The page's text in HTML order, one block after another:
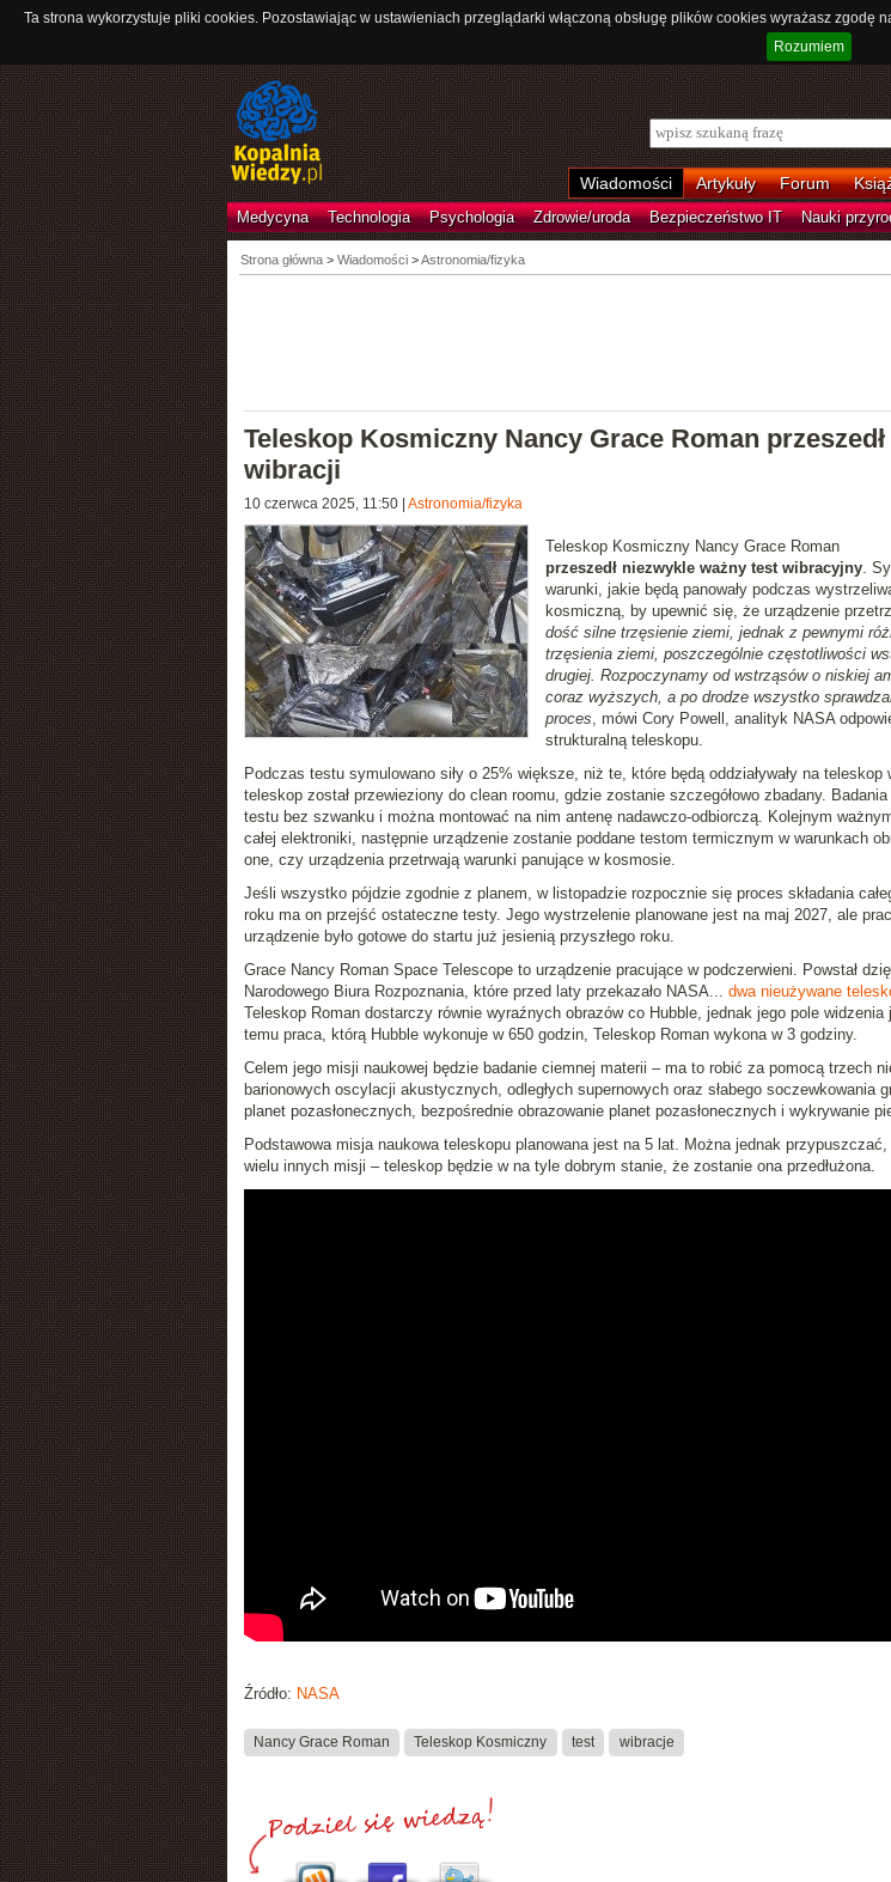
Ta strona wykorzystuje pliki cookies. Pozostawiając w ustawieniach przeglądarki włączoną obsługę plików cookies wyrażasz
Rozumiem
Wiadomości Artykuły Forum
Medycyna Technologia Psychologia Zdrowie/uroda Bezpieczeństwo IT Nauki
Strona główna> Wiadomości >Astronomia/fizyka
Teleskop Kosmiczny Nancy Grace Roman
wibracji
10 czerwca 2025, 11:50| Astronomia/fizyka
Teleskop Kosmiczny Nancy Grace Roman
przeszedł niezwykle ważny test wibracyjny.
warunki, jakie będą panowały podczas
kosmiczną, by upewnić się, że urządzenie
dość silne trzęsienie ziemi, jednak z pewnymi
trzęsienia ziemi, poszczególnie częstotliwości
drugiej. Rozpoczynamy od wstrząsów o niskiej
coraz wyższych, a po drodze wszystko
proces, mówi Cory Powell, analityk NASA
strukturalną teleskopu.
Podczas testu symulowano siły o 25% większe, niż te, które będą oddziaływały na
teleskop został przewieziony do clean roomu, gdzie zostanie szczegółowo zbadany.
testu bez szwanku i można montować na nim antenę nadawczo-odbiorczą. Kolejnym
całej elektroniki, następnie urządzenie zostanie poddane testom termicznym w warunkach
one, czy urządzenia przetrwają warunki panujące w kosmosie.
Jeśli wszystko pójdzie zgodnie z planem, w listopadzie rozpocznie się proces składania
roku ma on przejść ostateczne testy. Jego wystrzelenie planowane jest na maj 2027, ale
urządzenie było gotowe do startu już jesienią przyszłego roku.
Grace Nancy Roman Space Telescope to urządzenie pracujące w podczerwieni. Powstał
Narodowego Biura Rozpoznania, które przed laty przekazało NASA... dwa nieużywane
Teleskop Roman dostarczy równie wyraźnych obrazów co Hubble, jednak jego pole
temu praca, którą Hubble wykonuje w 650 godzin, Teleskop Roman wykona w 3 godziny.
Celem jego misji naukowej będzie badanie ciemnej materii – ma to robić za pomocą trzech
barionowych oscylacji akustycznych, odległych supernowych oraz słabego soczewkowania
planet pozasłonecznych, bezpośrednie obrazowanie planet pozasłonecznych i wykrywanie
Podstawowa misja naukowa teleskopu planowana jest na 5 lat. Można jednak
wielu innych misji – teleskop będzie w na tyle dobrym stanie, że zostanie ona przedłużona.
Źródło: NASA
Nancy Grace Roman Teleskop Kosmiczny test wibracje